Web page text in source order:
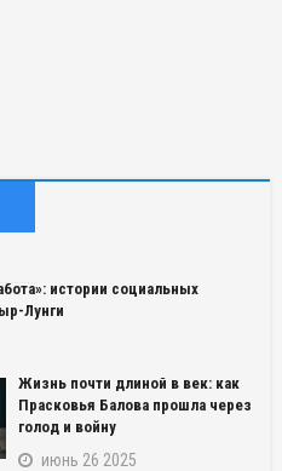
истории социальных
Лунги
Жизнь почти длиной в век: как
Прасковья Балова прошла через
голод и войну
июнь 26 2025